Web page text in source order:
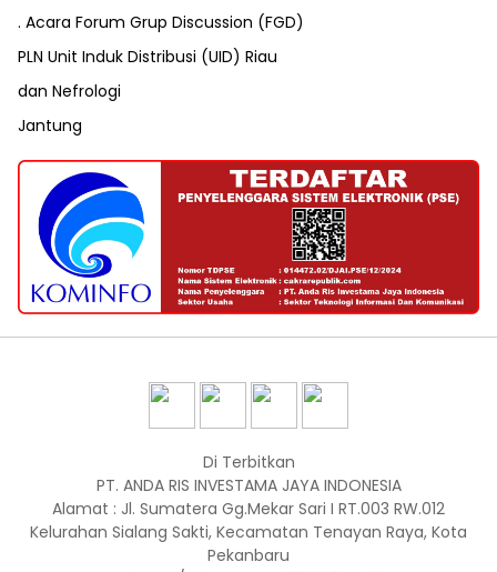
. Acara Forum Grup Discussion (FGD)
PLN Unit Induk Distribusi (UID) Riau
dan Nefrologi
Jantung
Di Terbitkan
PT. ANDA RIS INVESTAMA JAYA INDONESIA
Alamat : Jl. Sumatera Gg.Mekar Sari I RT.003 RW.012
Kelurahan Sialang Sakti, Kecamatan Tenayan Raya, Kota
Pekanbaru